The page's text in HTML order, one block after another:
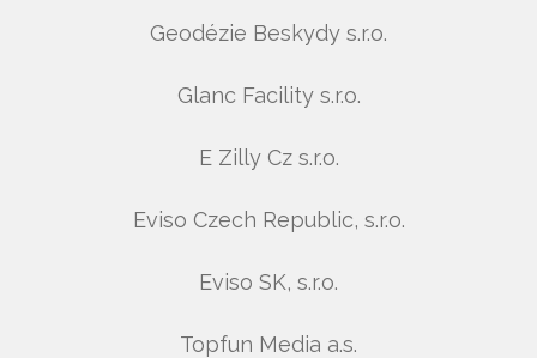
Geodézie Beskydy s.r.o.
Glanc Facility s.r.o.
E Zilly Cz s.r.o.
Eviso Czech Republic, s.r.o.
Eviso SK, s.r.o.
Topfun Media a.s.